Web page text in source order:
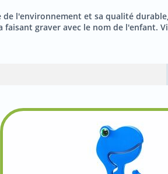
l'environnement et sa qualité
graver avec le nom de l'enfant.